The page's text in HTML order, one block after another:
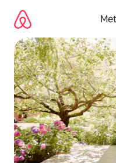
directement
contenu